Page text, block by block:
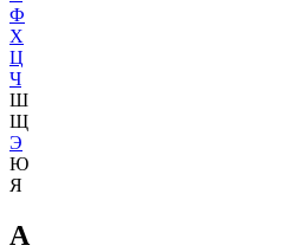
Ф
Х
Ц
Ч
Ш
Щ
Э
Ю
Я
А